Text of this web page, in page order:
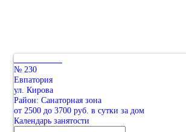
№ 230
Евпатория
ул. Кирова
Район: Санаторная зона
от 2500 до 3700 руб. в сутки за дом
Календарь занятости